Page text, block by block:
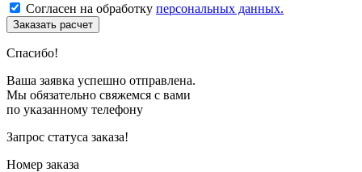
Согласен на обработку персональных данных.
Спасибо!
Ваша заявка успешно отправлена.
Мы обязательно свяжемся с вами
по указанному телефону
Запрос статуса заказа!
Номер заказа